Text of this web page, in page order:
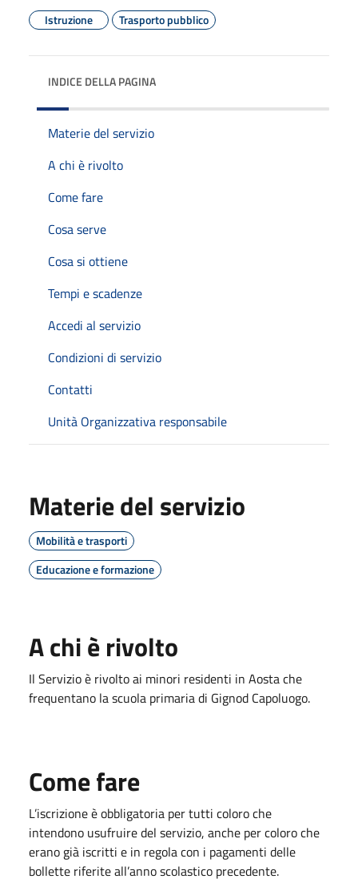
Istruzione
Trasporto pubblico
INDICE DELLA PAGINA
Materie del servizio
A chi è rivolto
Come fare
Cosa serve
Cosa si ottiene
Tempi e scadenze
Accedi al servizio
Condizioni di servizio
Contatti
Unità Organizzativa responsabile
Materie del servizio
Mobilità e trasporti
Educazione e formazione
A chi è rivolto
Il Servizio è rivolto ai minori residenti in Aosta che
frequentano la scuola primaria di Gignod Capoluogo.
Come fare
L’iscrizione è obbligatoria per tutti coloro che
intendono usufruire del servizio, anche per coloro che
erano già iscritti e in regola con i pagamenti delle
bollette riferite all’anno scolastico precedente.